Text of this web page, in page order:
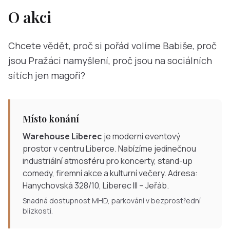
O akci
Chcete vědět, proč si pořád volíme Babiše, proč
jsou Pražáci namyšlení, proč jsou na sociálních
sítích jen magoři?
Místo konání
Warehouse Liberec je moderní eventový
prostor v centru Liberce. Nabízíme jedinečnou
industriální atmosféru pro koncerty, stand-up
comedy, firemní akce a kulturní večery. Adresa:
Hanychovská 328/10, Liberec III – Jeřáb.
Snadná dostupnost MHD, parkování v bezprostřední
blízkosti.